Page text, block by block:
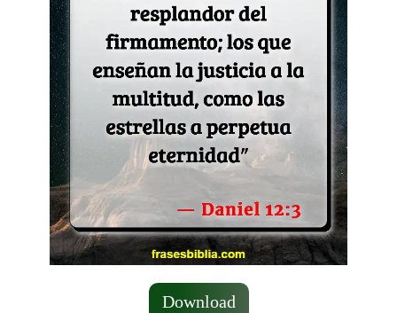
Download